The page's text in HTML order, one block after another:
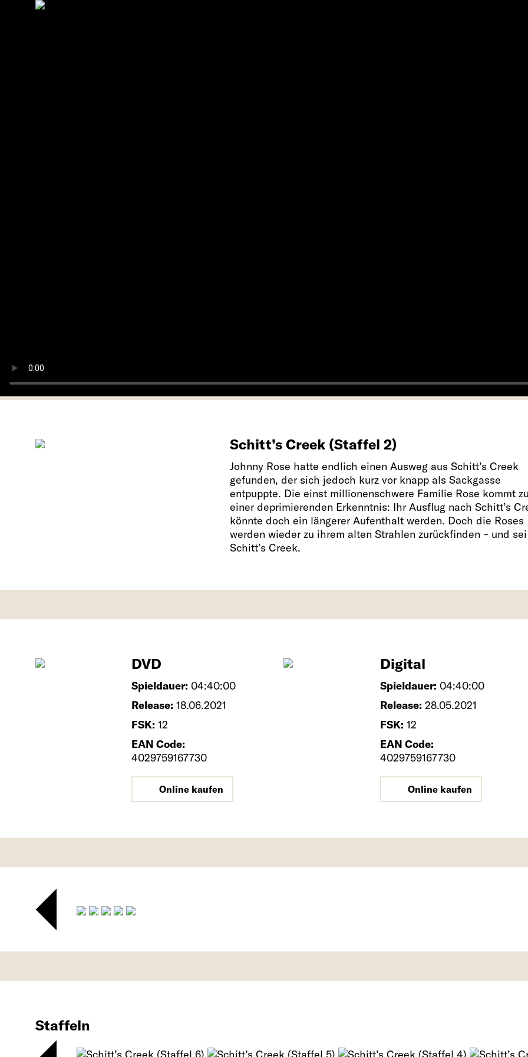
Schitt’s Creek (Staffel 2)
Johnny Rose hatte endlich einen Ausweg aus Schitt’s Creek
gefunden, der sich jedoch kurz vor knapp als Sackgasse
entpuppte. Die einst millionenschwere Familie Rose kommt zu
einer deprimierenden Erkenntnis: Ihr Ausflug nach Schitt’s
könnte doch ein längerer Aufenthalt werden. Doch die Roses
werden wieder zu ihrem alten Strahlen zurückfinden – und
Schitt’s Creek.
DVD
Spieldauer: 04:40:00
Release: 18.06.2021
FSK: 12
EAN Code:
4029759167730
Online kaufen
Digital
Spieldauer: 04:40:00
Release: 28.05.2021
FSK: 12
EAN Code:
4029759167730
Online kaufen
Staffeln